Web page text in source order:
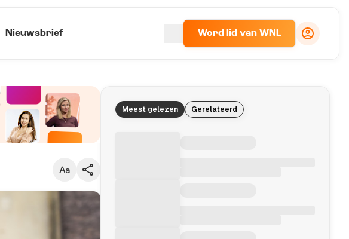
Nieuwsbrief Word lid van WNL
Meest gelezen Gerelateerd